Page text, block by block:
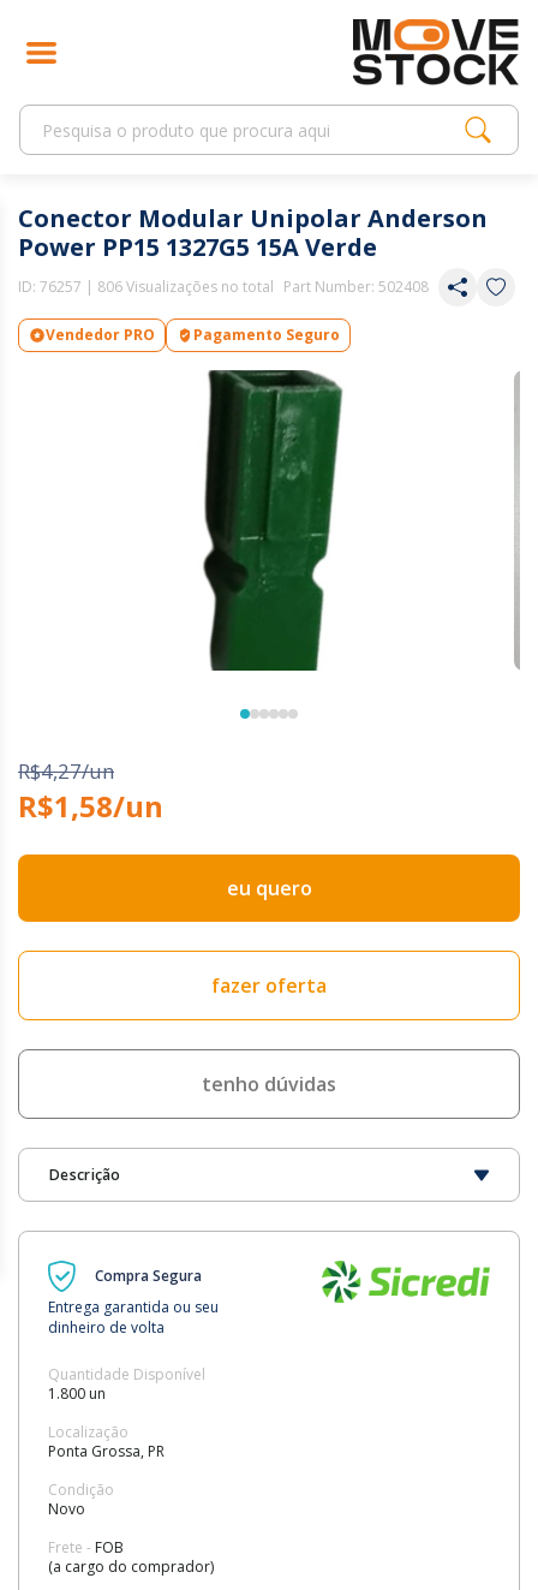
Conector Modular Unipolar Anderson
Power PP15 1327G5 15A Verde
ID: 76257 | 806 Visualizações no total Part Number: 502408
Vendedor PRO Pagamento Seguro
R$4,27/un
R$1,58/un
eu quero
fazer oferta
tenho dúvidas
Descrição
Compra Segura
Entrega garantida ou seu
dinheiro de volta
Quantidade Disponível
1.800 un
Localização
Ponta Grossa, PR
Condição
Novo
Frete - FOB
(a cargo do comprador)